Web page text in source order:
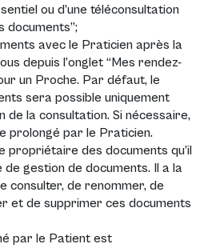
ou d’une téléconsultation
documents”;
avec le Praticien après la
depuis l’onglet “Mes rendez-
un Proche. Par défaut, le
sera possible uniquement
de la consultation. Si nécessaire,
prolongé par le Praticien.
propriétaire des documents qu’il
gestion de documents. Il a la
consulter, de renommer, de
et de supprimer ces documents
par le Patient est